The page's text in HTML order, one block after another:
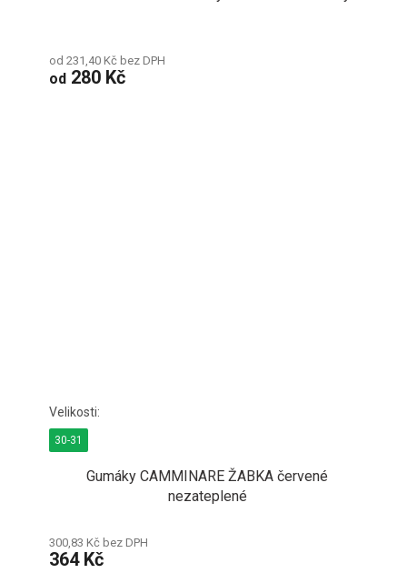
od 231,40 Kč bez DPH
od 280 Kč
Gumáky CAMMINARE ŽABKA červené
nezateplené
300,83 Kč bez DPH
364 Kč
30-31